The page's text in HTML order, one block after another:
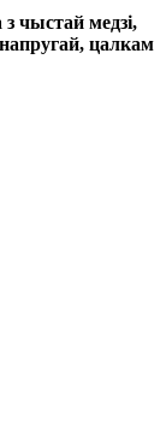
чыстай медзі,
цалкам